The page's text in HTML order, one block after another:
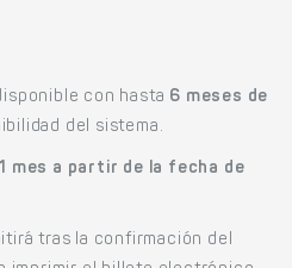
con hasta 6 meses de
del sistema.
1 mes a partir de la fecha de
tras la confirmación del